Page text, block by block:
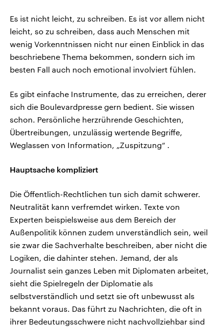
Es ist nicht leicht, zu schreiben. Es ist vor allem nicht
leicht, so zu schreiben, dass auch Menschen mit
wenig Vorkenntnissen nicht nur einen Einblick in das
beschriebene Thema bekommen, sondern sich im
besten Fall auch noch emotional involviert fühlen.
Es gibt einfache Instrumente, das zu erreichen, derer
sich die Boulevardpresse gern bedient. Sie wissen
schon. Persönliche herzrührende Geschichten,
Übertreibungen, unzulässig wertende Begriffe,
Weglassen von Information, „Zuspitzung“ .
Hauptsache kompliziert
Die Öffentlich-Rechtlichen tun sich damit schwerer.
Neutralität kann verfremdet wirken. Texte von
Experten beispielsweise aus dem Bereich der
Außenpolitik können zudem unverständlich sein, weil
sie zwar die Sachverhalte beschreiben, aber nicht die
Logiken, die dahinter stehen. Jemand, der als
Journalist sein ganzes Leben mit Diplomaten arbeitet,
sieht die Spielregeln der Diplomatie als
selbstverständlich und setzt sie oft unbewusst als
bekannt voraus. Das führt zu Nachrichten, die oft in
ihrer Bedeutungsschwere nicht nachvollziehbar sind